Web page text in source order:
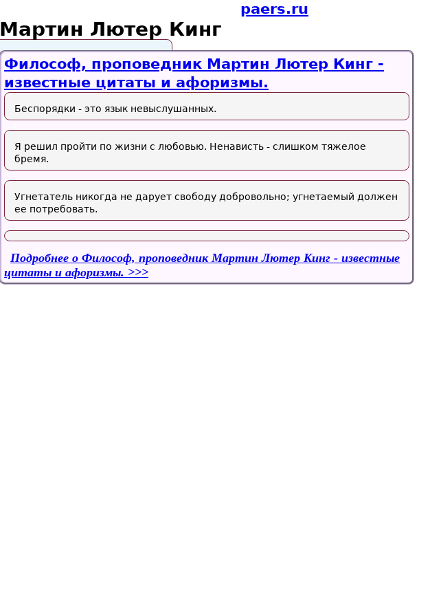
paers.ru
Мартин Лютер Кинг
Философ, проповедник Мартин Лютер Кинг -
известные цитаты и афоризмы.
Беспорядки - это язык невыслушанных.
Я решил пройти по жизни с любовью. Ненависть - слишком тяжелое
бремя.
Угнетатель никогда не дарует свободу добровольно; угнетаемый должен
ее потребовать.
Подробнее о Философ, проповедник Мартин Лютер Кинг - известные
цитаты и афоризмы.